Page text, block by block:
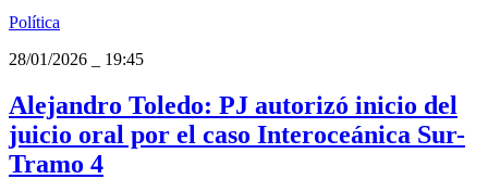
Política
28/01/2026
19:45
Alejandro Toledo: PJ autorizó inicio del
juicio oral por el caso Interoceánica Sur-
Tramo 4